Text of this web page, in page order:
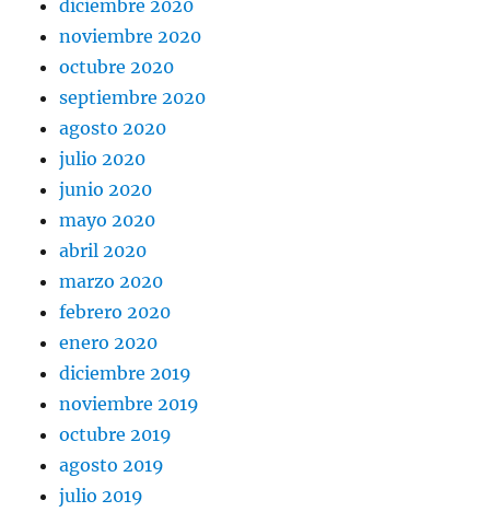
diciembre 2020
noviembre 2020
octubre 2020
septiembre 2020
agosto 2020
julio 2020
junio 2020
mayo 2020
abril 2020
marzo 2020
febrero 2020
enero 2020
diciembre 2019
noviembre 2019
octubre 2019
agosto 2019
julio 2019